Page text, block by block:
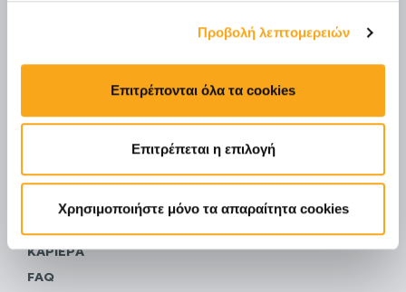
Προβολή λεπτομερειών
Επιτρέπονται όλα τα cookies
Επιτρέπεται η επιλογή
Χρησιμοποιήστε μόνο τα απαραίτητα cookies
Έχω διαβάσει και συμφωνώ με τηνΠολιτική
ΚΑΡΙΈΡΑ
FAQ